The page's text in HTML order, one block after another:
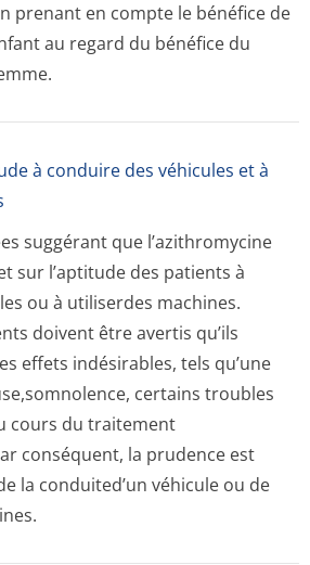
prenant en compte le bénéfice de
au regard du bénéfice du
à conduire des véhicules et à
suggérant que l’azithromycine
sur l’aptitude des patients à
ou à utiliserdes machines.
doivent être avertis qu’ils
effets indésirables, tels qu’une
certains troubles
cours du traitement
conséquent, la prudence est
la conduited’un véhicule ou de